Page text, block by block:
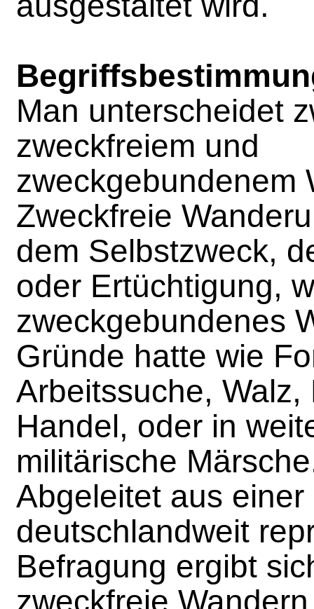
Man unterscheidet
zweckfreiem und
zweckgebundenem
Zweckfreie
dem Selbstzweck,
oder Ertüchtigung,
zweckgebundenes
Gründe hatte wie
Arbeitssuche, Walz,
Handel, oder in
militärische
Abgeleitet aus einer
deutschlandweit
Befragung ergibt
zweckfreie